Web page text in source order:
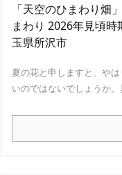
「天空のひまわり畑
まわり 2026年見頃
玉県所沢市
夏の花と申しますと、や
いのではないでしょうか。